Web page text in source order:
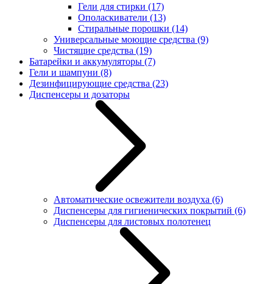
Гели для стирки (17)
Ополаскиватели (13)
Стиральные порошки (14)
Универсальные моющие средства (9)
Чистящие средства (19)
Батарейки и аккумуляторы (7)
Гели и шампуни (8)
Дезинфицирующие средства (23)
Диспенсеры и дозаторы
Автоматические освежители воздуха (6)
Диспенсеры для гигиенических покрытий (6)
Диспенсеры для листовых полотенец